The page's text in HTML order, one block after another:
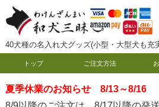
40犬種の名入れ犬グッズ(小型・大型犬も充
トップ ご注文方法
夏季休業のお知らせ 8/13～8/16